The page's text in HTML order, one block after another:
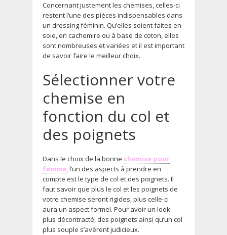
Concernant justement les chemises, celles-ci
restent l’une des pièces indispensables dans
un dressing féminin. Qu’elles soient faites en
soie, en cachemire ou à base de coton, elles
sont nombreuses et variées et il est important
de savoir faire le meilleur choix.
Sélectionner votre
chemise en
fonction du col et
des poignets
Dans le choix de la bonne chemise pour
femme, l’un des aspects à prendre en
compte est le type de col et des poignets. Il
faut savoir que plus le col et les poignets de
votre chemise seront rigides, plus celle-ci
aura un aspect formel. Pour avoir un look
plus décontracté, des poignets ainsi qu’un col
plus souple s’avèrent judicieux.